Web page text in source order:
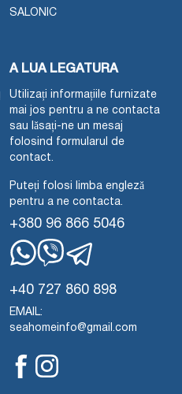
SALONIC
A LUA LEGATURA
Utilizați informațiile furnizate
mai jos pentru a ne contacta
sau lăsați-ne un mesaj
folosind formularul de
contact.
Puteți folosi limba engleză
pentru a ne contacta.
+380 96 866 5046
+40 727 860 898
EMAIL:
seahomeinfo@gmail.com